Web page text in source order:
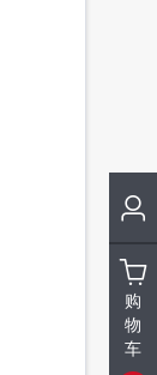
购
物
车